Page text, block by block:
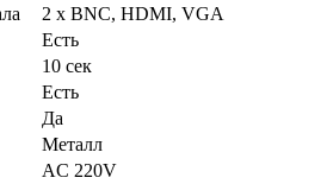
2 х BNC, HDMI, VGA
Есть
10 сек
Есть
Да
Металл
AC 220V